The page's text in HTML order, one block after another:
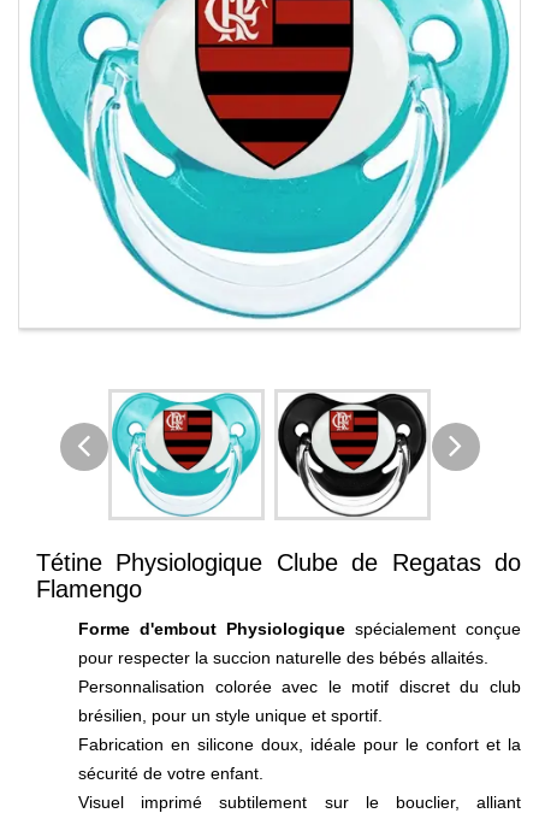
Tétine Physiologique Clube de Regatas do
Flamengo
Forme d'embout Physiologique spécialement conçue
pour respecter la succion naturelle des bébés allaités.
Personnalisation colorée avec le motif discret du club
brésilien, pour un style unique et sportif.
Fabrication en silicone doux, idéale pour le confort et la
sécurité de votre enfant.
Visuel imprimé subtilement sur le bouclier, alliant